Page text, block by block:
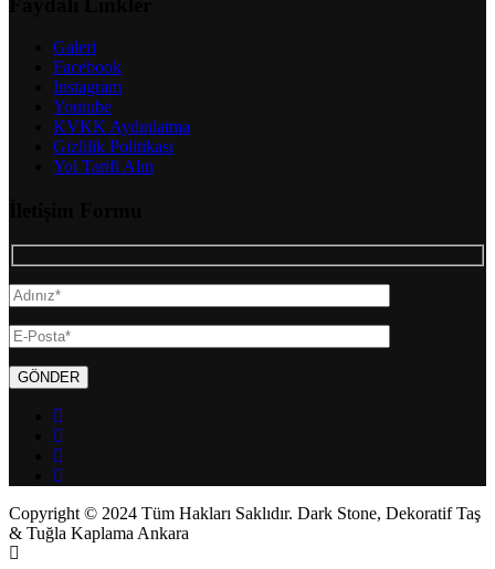
Galeri
Facebook
Instagram
Youtube
KVKK Aydınlatma
Gizlilik Politikası
Yol Tarifi Alın
Copyright © 2024 Tüm Hakları Saklıdır. Dark Stone, Dekoratif Taş
& Tuğla Kaplama Ankara